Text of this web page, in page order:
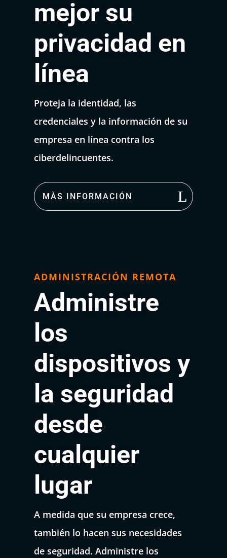
mejor su
privacidad en
línea
Proteja la identidad, las
credenciales y la información de su
empresa en línea contra los
ciberdelincuentes.
MÀS INFORMACIÓN
ADMINISTRACIÓN REMOTA
Administre
los
dispositivos y
la seguridad
desde
cualquier
lugar
A medida que su empresa crece,
también lo hacen sus necesidades
de seguridad. Administre los